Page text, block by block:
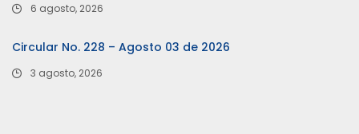
6 agosto, 2026
Circular No. 228 – Agosto 03 de 2026
3 agosto, 2026